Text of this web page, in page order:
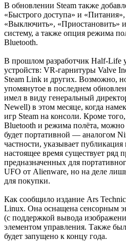
В обновлении Steam также
«Быстрого доступа» и
«Выключить», «Приостановить»
систему, а также опция режима
Bluetooth.
В прошлом разработчик Half-Life
устройств: VR-гарнитуры Valve
Steam Link и других. Возможно,
упомянутое в последнем
имел в виду генеральный
Newell) в этом месяце, когда
игр Steam на консоли. Кроме
Bluetooth и режима полёта, можно
будет портативной — аналогом
частности, указывает
настоящее время существует ряд
предназначенных для
UFO от Alienware, но на деле
для покупки.
Как сообщило издание Ars
Linux. Она оснащена сенсорным
(с поддержкой вывода
элементом управления. Также
будет запущено к концу года.